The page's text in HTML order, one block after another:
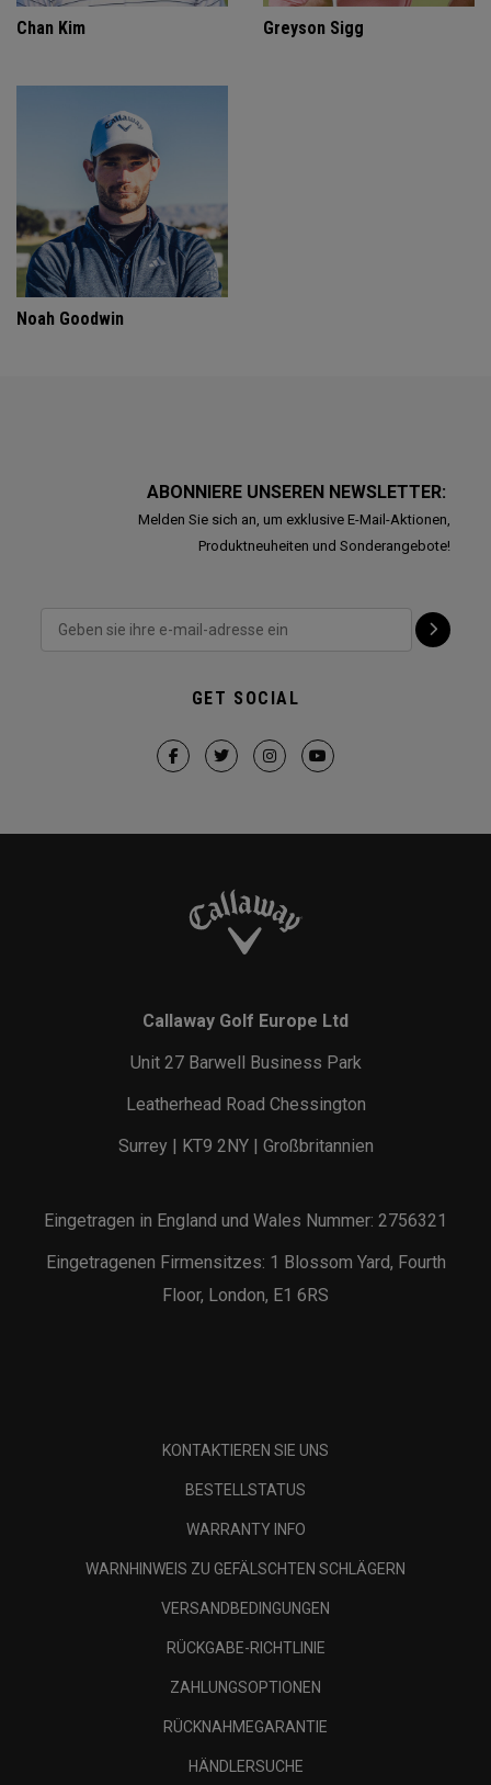
Chan Kim Greyson Sigg
Noah Goodwin
ABONNIERE UNSEREN NEWSLETTER:
Melden Sie sich an, um exklusive E-Mail-Aktionen,
Produktneuheiten und Sonderangebote!
GET SOCIAL
Callaway Golf Europe Ltd
Unit 27 Barwell Business Park
Leatherhead Road Chessington
Surrey | KT9 2NY | Großbritannien
Eingetragen in England und Wales Nummer: 2756321
Eingetragenen Firmensitzes: 1 Blossom Yard, Fourth
Floor, London, E1 6RS
KONTAKTIEREN SIE UNS
BESTELLSTATUS
WARRANTY INFO
WARNHINWEIS ZU GEFÄLSCHTEN SCHLÄGERN
VERSANDBEDINGUNGEN
RÜCKGABE-RICHTLINIE
ZAHLUNGSOPTIONEN
RÜCKNAHMEGARANTIE
HÄNDLERSUCHE